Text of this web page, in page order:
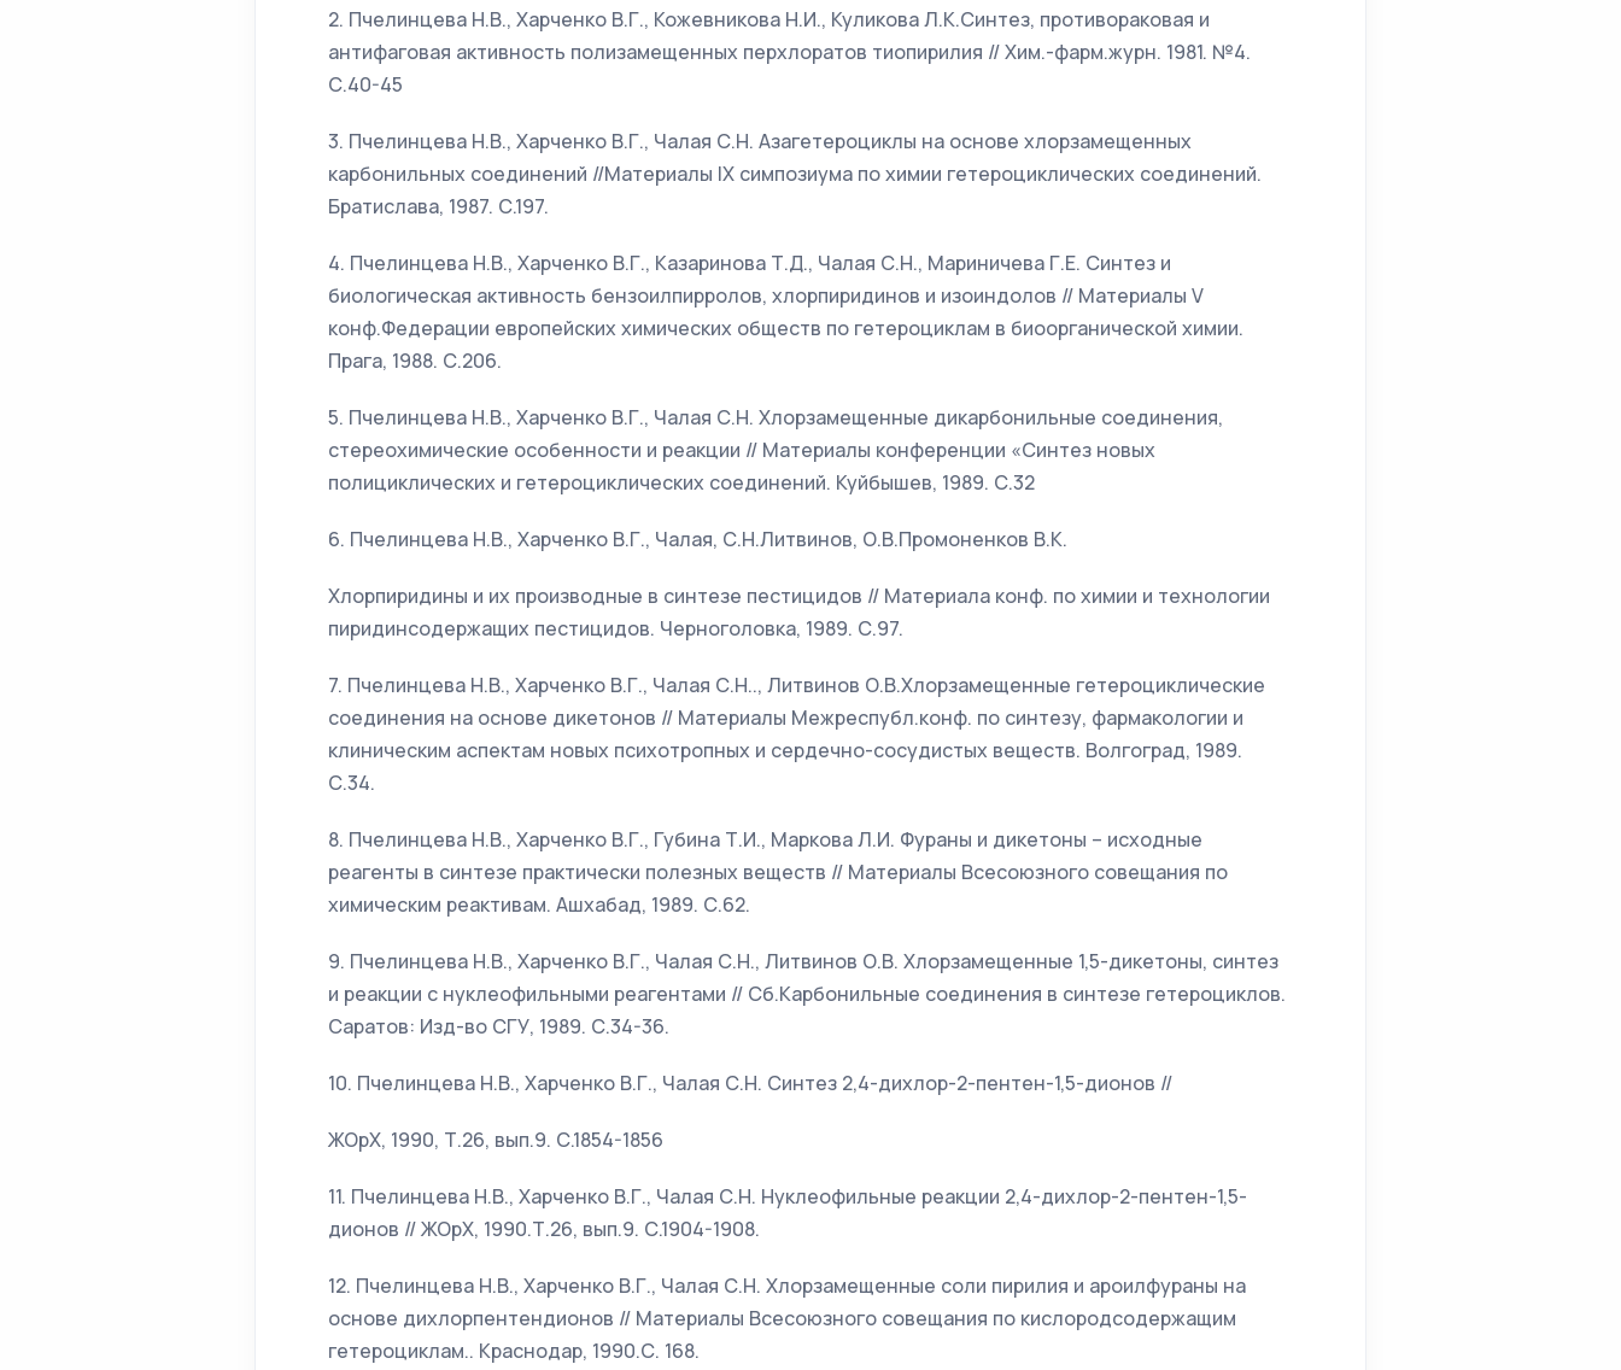
2. Пчелинцева Н.В., Харченко В.Г., Кожевникова Н.И., Куликова Л.К.Синтез, противораковая и
антифаговая активность полизамещенных перхлоратов тиопирилия // Хим.-фарм.журн. 1981. №4.
С.40-45
3. Пчелинцева Н.В., Харченко В.Г., Чалая С.Н. Азагетероциклы на основе хлорзамещенных
карбонильных соединений //Материалы IX симпозиума по химии гетероциклических соединений.
Братислава, 1987. С.197.
4. Пчелинцева Н.В., Харченко В.Г., Казаринова Т.Д., Чалая С.Н., Мариничева Г.Е. Синтез и
биологическая активность бензоилпирролов, хлорпиридинов и изоиндолов // Материалы V
конф.Федерации европейских химических обществ по гетероциклам в биоорганической химии.
Прага, 1988. С.206.
5. Пчелинцева Н.В., Харченко В.Г., Чалая С.Н. Хлорзамещенные дикарбонильные соединения,
стереохимические особенности и реакции // Материалы конференции «Синтез новых
полициклических и гетероциклических соединений. Куйбышев, 1989. С.32
6. Пчелинцева Н.В., Харченко В.Г., Чалая, С.Н.Литвинов, О.В.Промоненков В.К.
Хлорпиридины и их производные в синтезе пестицидов // Материала конф. по химии и технологии
пиридинсодержащих пестицидов. Черноголовка, 1989. С.97.
7. Пчелинцева Н.В., Харченко В.Г., Чалая С.Н.., Литвинов О.В.Хлорзамещенные гетероциклические
соединения на основе дикетонов // Материалы Межреспубл.конф. по синтезу, фармакологии и
клиническим аспектам новых психотропных и сердечно-сосудистых веществ. Волгоград, 1989.
С.34.
8. Пчелинцева Н.В., Харченко В.Г., Губина Т.И., Маркова Л.И. Фураны и дикетоны – исходные
реагенты в синтезе практически полезных веществ // Материалы Всесоюзного совещания по
химическим реактивам. Ашхабад, 1989. С.62.
9. Пчелинцева Н.В., Харченко В.Г., Чалая С.Н., Литвинов О.В. Хлорзамещенные 1,5-дикетоны, синтез
и реакции с нуклеофильными реагентами // Сб.Карбонильные соединения в синтезе гетероциклов.
Саратов: Изд-во СГУ, 1989. С.34-36.
10. Пчелинцева Н.В., Харченко В.Г., Чалая С.Н. Синтез 2,4-дихлор-2-пентен-1,5-дионов //
ЖОрХ, 1990, Т.26, вып.9. С.1854-1856
11. Пчелинцева Н.В., Харченко В.Г., Чалая С.Н. Нуклеофильные реакции 2,4-дихлор-2-пентен-1,5-
дионов // ЖОрХ, 1990.Т.26, вып.9. С.1904-1908.
12. Пчелинцева Н.В., Харченко В.Г., Чалая С.Н. Хлорзамещенные соли пирилия и ароилфураны на
основе дихлорпентендионов // Материалы Всесоюзного совещания по кислородсодержащим
гетероциклам.. Краснодар, 1990.С. 168.